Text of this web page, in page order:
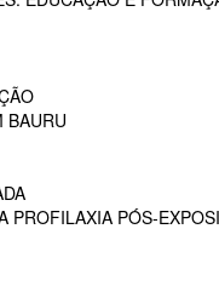
BAURU
PROFILAXIA PÓS-